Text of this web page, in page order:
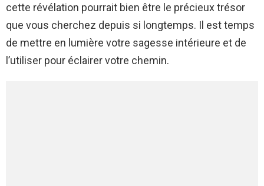
cette révélation pourrait bien être le précieux trésor
que vous cherchez depuis si longtemps. Il est temps
de mettre en lumière votre sagesse intérieure et de
l’utiliser pour éclairer votre chemin.